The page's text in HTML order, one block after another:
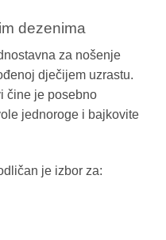
dezenima
za nošenje
dječijem uzrastu.
čine je posebno
jednoroge i bajkovite
je izbor za: